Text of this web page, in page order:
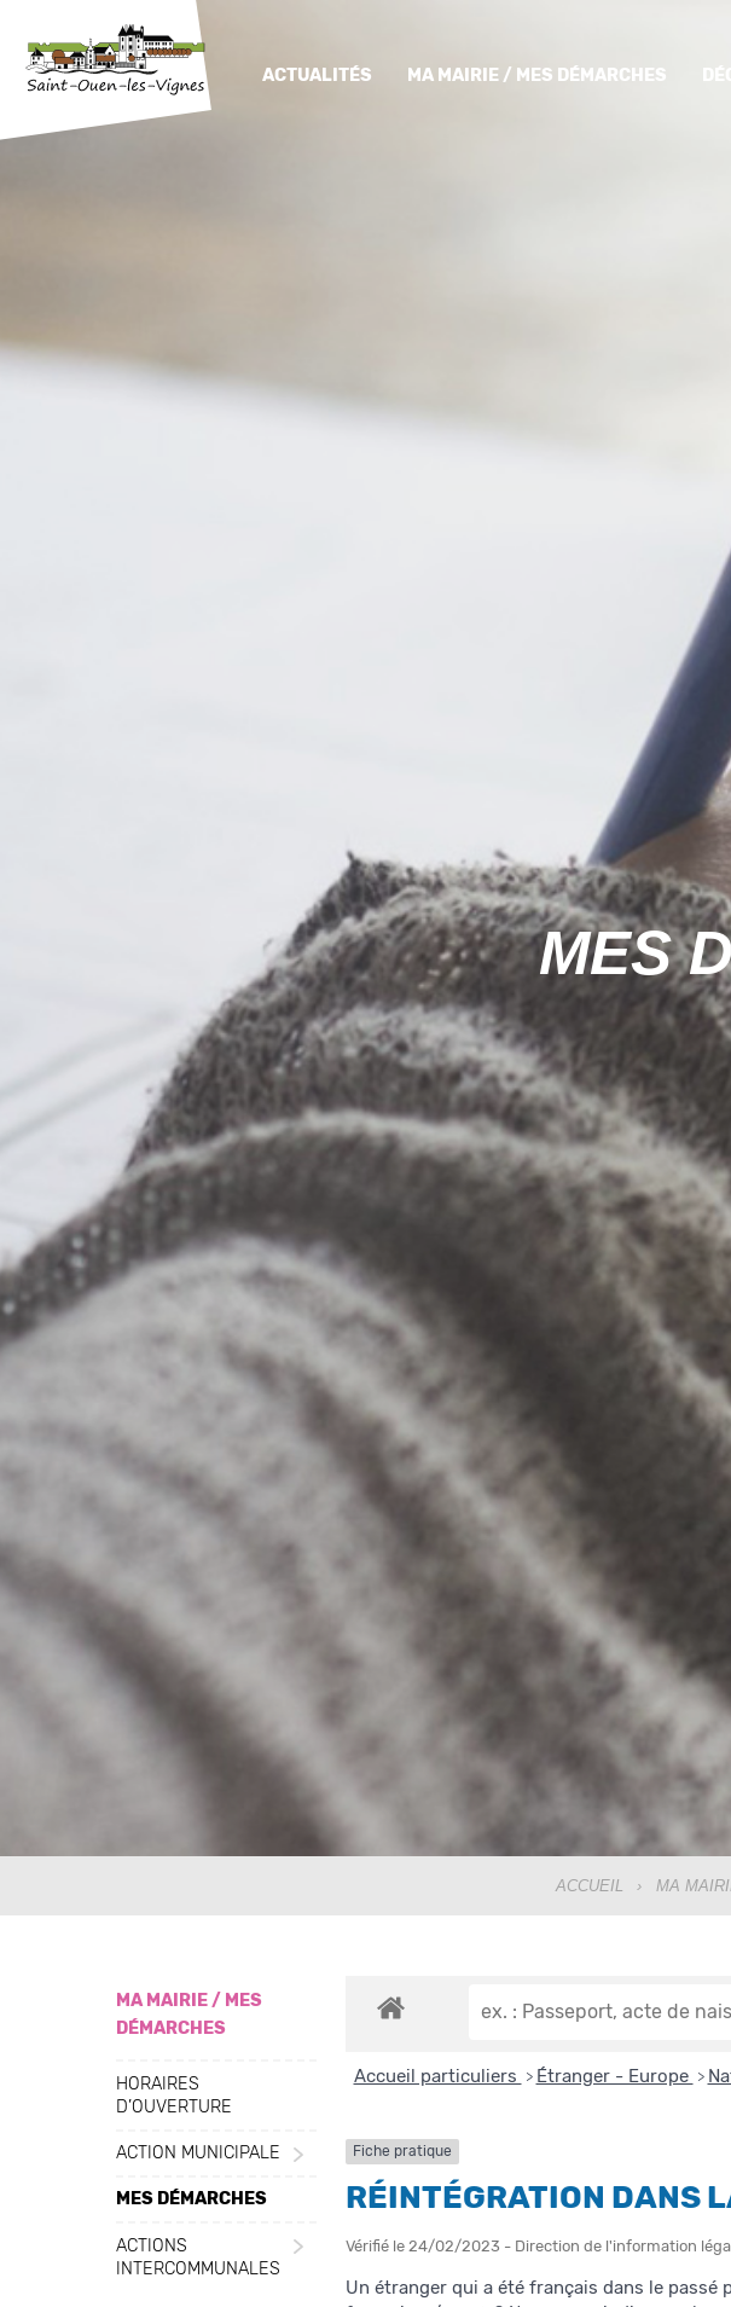
ACTUALITÉS MA MAIRIE / MES DÉMARCHES
MES
ACCUEIL › MA
MA MAIRIE / MES
DÉMARCHES
HORAIRES
D’OUVERTURE
ACTION MUNICIPALE
MES DÉMARCHES
ACTIONS
INTERCOMMUNALES
Accueil particuliers > Étranger - Europe >
Fiche pratique
RÉINTÉGRATION DANS
Vérifié le 24/02/2023 - Direction de l'information
Un étranger qui a été français dans le